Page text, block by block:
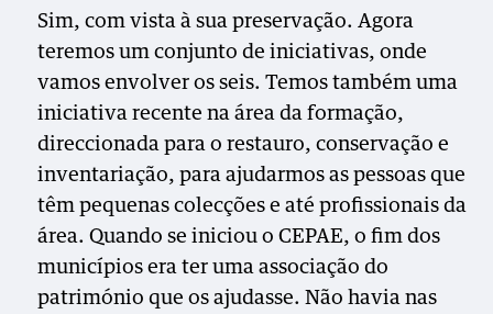
Sim, com vista à sua preservação. Agora
teremos um conjunto de iniciativas, onde
vamos envolver os seis. Temos também uma
iniciativa recente na área da formação,
direccionada para o restauro, conservação e
inventariação, para ajudarmos as pessoas que
têm pequenas colecções e até profissionais da
área. Quando se iniciou o CEPAE, o fim dos
municípios era ter uma associação do
património que os ajudasse. Não havia nas